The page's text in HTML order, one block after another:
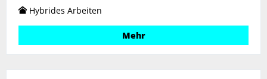
Hybrides Arbeiten
Mehr